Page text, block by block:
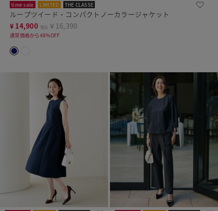
time sale LIMITED THE CLASSE
ループツイード・コンパクトノーカラージャケット
¥ 14,900 税込 ￥16,390
通常価格から48%OFF